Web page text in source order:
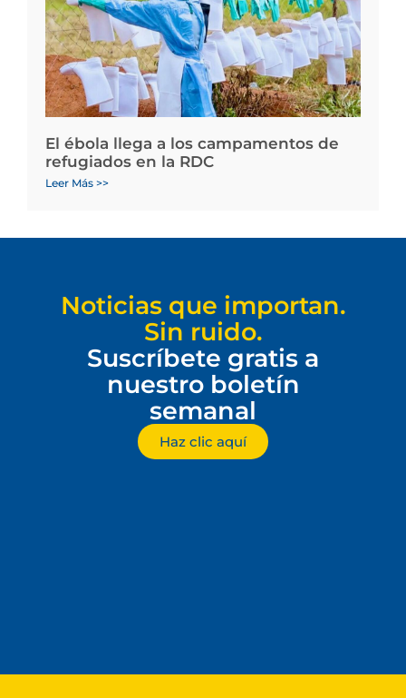
El ébola llega a los campamentos de
refugiados en la RDC
Leer Más >>
Noticias que importan.
Sin ruido.
Suscríbete gratis a
nuestro boletín
semanal
Haz clic aquí